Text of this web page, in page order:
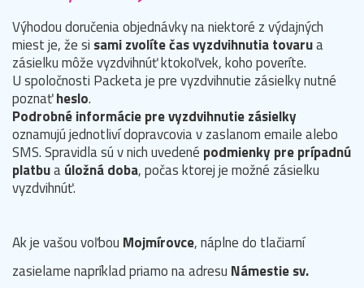
Výhodou doručenia objednávky na niektoré z výdajných
miest je, že si sami zvolíte čas vyzdvihnutia tovarua
zásielku môže vyzdvihnúť ktokoľvek, koho poveríte.
U spoločnosti Packeta je pre vyzdvihnutie zásielky nutné
poznaťheslo.
Podrobné informácie pre vyzdvihnutie zásielky
oznamujú jednotliví dopravcovia v zaslanom emaile alebo
SMS. Spravidla sú v nich uvedené podmienky pre prípadnú
platbuaúložná doba, počas ktorej je možné zásielku
vyzdvihnúť.
Ak je vašou voľbou Mojmírovce, náplne do tlačiarní
zasielame napríklad priamo na adresu Námestie sv.